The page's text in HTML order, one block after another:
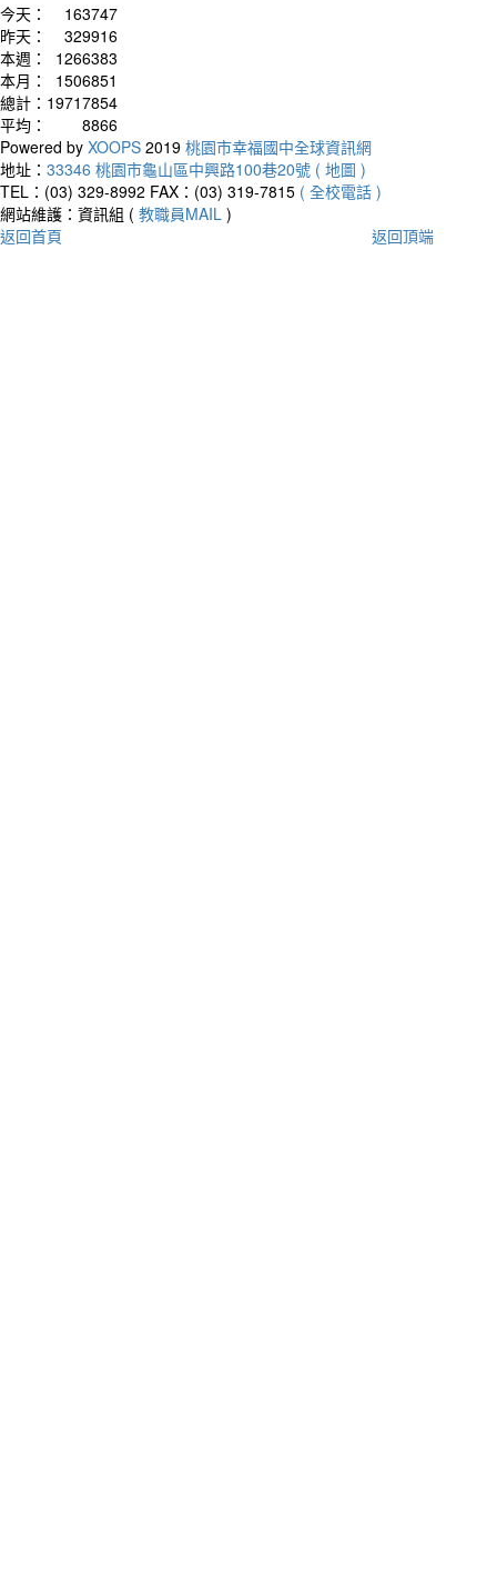
今天：
163747
昨天：
329916
本週：
1266383
本月：
1506851
總計： 19717854
平均：
8866
Powered by XOOPS 2019 桃園市幸福國中全球資訊網
地址： 33346 桃園市龜山區中興路100巷20號 ( 地圖 )
TEL：(03) 329-8992 FAX：(03) 319-7815 ( 全校電話 )
網站維護：資訊組 ( 教職員MAIL )
返回首頁
返回頂端